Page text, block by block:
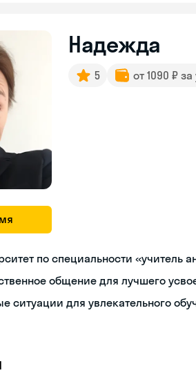
Надежда
5 от 1090 ₽
по специальности «учитель
общение для лучшего
ситуации для увлекательного